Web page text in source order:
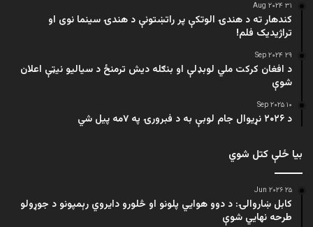
۳۱ Aug ۲۰۲۴
کندهار ته د هندۍ الوتکې پر راتښتونې د هندۍ سینما نوی او
تراژيديک فلم!
۲۹ Sep ۲۰۲۴
د افغان کرکت ملي لوبډلې او بنګله دیش ترمنځ د سیالیو نیټې اعلان
شوې
۱۰ Sep ۲۰۲۵
د ۲۰۲۶ نړیوال جام لوبې به د فبرورۍ په ۷مه پیل شي
بیا ځلې کتل شوي
۲۵ Jun ۲۰۲۶
کابل ښاروالۍ: د دوو هوايي پلونو او څلورو دایروي رېمپونو د جوړولو
طرحه نهایي شوې